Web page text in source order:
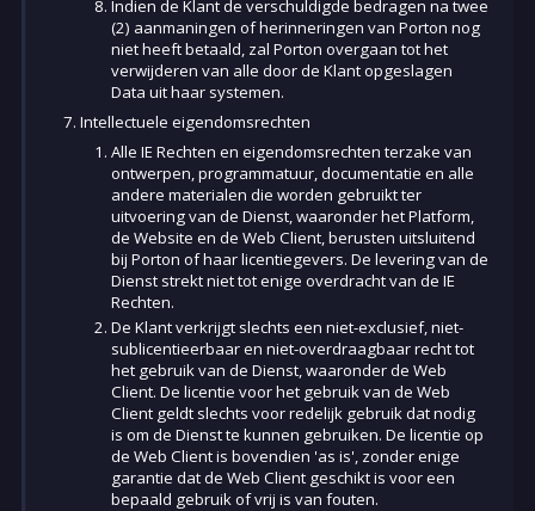
Indien de Klant de verschuldigde bedragen na twee
(2) aanmaningen of herinneringen van Porton nog
niet heeft betaald, zal Porton overgaan tot het
verwijderen van alle door de Klant opgeslagen
Data uit haar systemen.
Intellectuele eigendomsrechten
Alle IE Rechten en eigendomsrechten terzake van
ontwerpen, programmatuur, documentatie en alle
andere materialen die worden gebruikt ter
uitvoering van de Dienst, waaronder het Platform,
de Website en de Web Client, berusten uitsluitend
bij Porton of haar licentiegevers. De levering van de
Dienst strekt niet tot enige overdracht van de IE
Rechten.
De Klant verkrijgt slechts een niet-exclusief, niet-
sublicentieerbaar en niet-overdraagbaar recht tot
het gebruik van de Dienst, waaronder de Web
Client. De licentie voor het gebruik van de Web
Client geldt slechts voor redelijk gebruik dat nodig
is om de Dienst te kunnen gebruiken. De licentie op
de Web Client is bovendien 'as is', zonder enige
garantie dat de Web Client geschikt is voor een
bepaald gebruik of vrij is van fouten.